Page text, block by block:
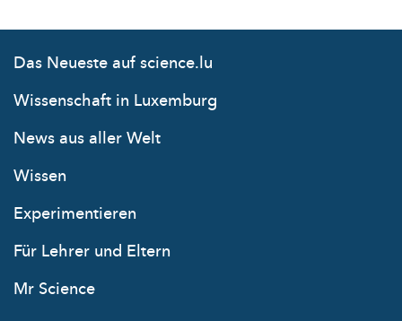
Das Neueste auf science.lu
Wissenschaft in Luxemburg
News aus aller Welt
Wissen
Experimentieren
Für Lehrer und Eltern
Mr Science